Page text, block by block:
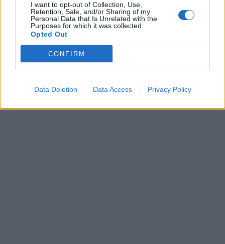
I want to opt-out of Collection, Use,
Retention, Sale, and/or Sharing of my
Personal Data that Is Unrelated with the
Purposes for which it was collected.
Opted Out
CONFIRM
Data Deletion Data Access Privacy Policy